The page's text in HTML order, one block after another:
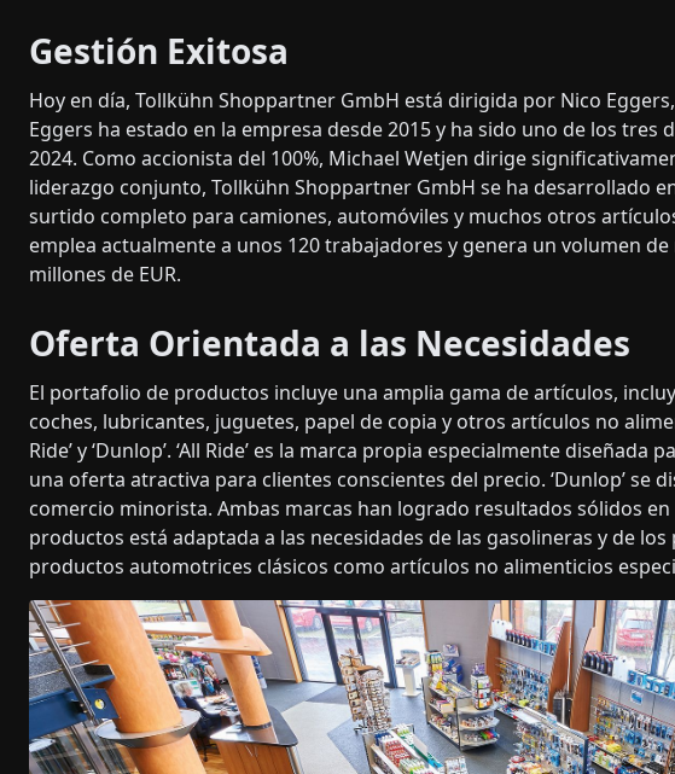
Gestión Exitosa
Hoy en día, Tollkühn Shoppartner GmbH está dirigida por Nico
Eggers ha estado en la empresa desde 2015 y ha sido uno de los
2024. Como accionista del 100%, Michael Wetjen dirige
liderazgo conjunto, Tollkühn Shoppartner GmbH se ha desarrollado
surtido completo para camiones, automóviles y muchos otros
emplea actualmente a unos 120 trabajadores y genera un volumen
millones de EUR.
Oferta Orientada a las Necesidades
El portafolio de productos incluye una amplia gama de artículos,
coches, lubricantes, juguetes, papel de copia y otros artículos no
Ride’ y ‘Dunlop’. ‘All Ride’ es la marca propia especialmente
una oferta atractiva para clientes conscientes del precio. ‘Dunlop’ se
comercio minorista. Ambas marcas han logrado resultados sólidos en
productos está adaptada a las necesidades de las gasolineras y de
productos automotrices clásicos como artículos no alimenticios